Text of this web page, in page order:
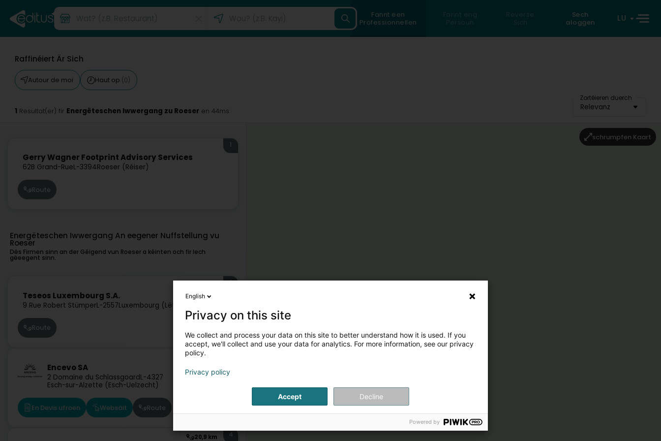
Fannt een
Professionnellen
Fannt eng
Persoun
Reverse
Sich
Sech
aloggen
LU
Raffinéiert Är Sich
Autour de moi Haut op (0)
Zortéieren duerch
Relevanz
1 Resultat(er) fir Energëteschen Iwwergang zu Roeser en 44ms
Gerry Wagner Footprint Advisory Services
62B Grand-RueL-3394Roeser (Réiser)
1
Route
Energëteschen Iwwergang An eegener Nuffstellung vu
Roeser
Dës Firmen sinn an der Géigend vun Roeser a kéinten och fir Iech
gëeegent sinn.
Teseos Luxembourg S.A.
9 Rue Robert StümperL-2557Luxembourg (Lëtzebuerg)
2
Route
12,3 km
Encevo SA
2 Domaine du SchlassgoardL-4327
Esch-sur-Alzette (Esch-Uelzecht)
En Devis ufroen Websäit Route
20,9 km 4
schrumpfen Kaart
English
Privacy on this site
We collect and process your data on this site to better understand how it is used. If you
accept, we'll collect and use your data for analytics. For more information, see our privacy
policy.
Privacy policy
Accept Decline
Powered by